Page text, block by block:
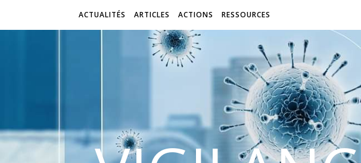
ACTUALITÉS ARTICLES ACTIONS RESSOURCES